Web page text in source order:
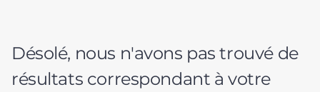
Désolé, nous n'avons pas trouvé de
résultats correspondant à votre